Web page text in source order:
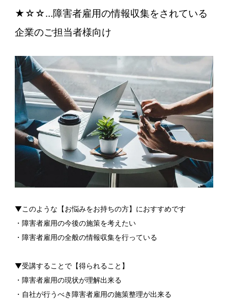
★☆☆…障害者雇用の情報収集をされている
企業のご担当者様向け
▼このような【お悩みをお持ちの方】におすすめです
・障害者雇用の今後の施策を考えたい
・障害者雇用の全般の情報収集を行っている
▼受講することで【得られること】
・障害者雇用の現状が理解出来る
・自社が行うべき障害者雇用の施策整理が出来る